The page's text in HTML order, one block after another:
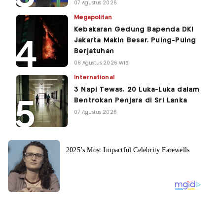
07 Agustus 2026
Megapolitan
Kebakaran Gedung Bapenda DKI
Jakarta Makin Besar, Puing-Puing
Berjatuhan
08 Agustus 2026 WIB
International
3 Napi Tewas, 20 Luka-Luka dalam
Bentrokan Penjara di Sri Lanka
07 Agustus 2026